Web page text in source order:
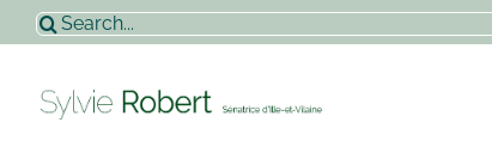
Passer
au
Rechercher: